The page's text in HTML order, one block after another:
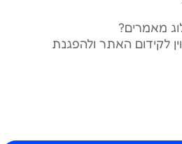
מאמרים?
לקידום האתר ולהפגנת